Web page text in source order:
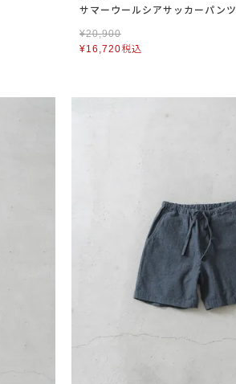
サマーウールシアサッカーパンツ
¥20,900
¥16,720税込